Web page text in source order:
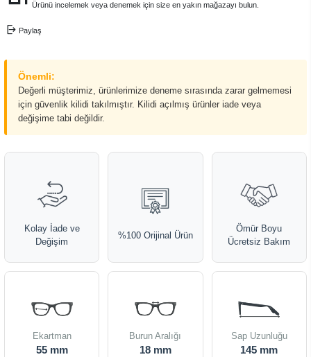
Ürünü incelemek veya denemek için size en yakın mağazayı bulun.
Paylaş
Önemli:
Değerli müşterimiz, ürünlerimize deneme sırasında zarar gelmemesi
için güvenlik kilidi takılmıştır. Kilidi açılmış ürünler iade veya
değişime tabi değildir.
Kolay İade ve
Değişim
%100 Orijinal Ürün
Ömür Boyu
Ücretsiz Bakım
Ekartman
55 mm
Burun Aralığı
18 mm
Sap Uzunluğu
145 mm